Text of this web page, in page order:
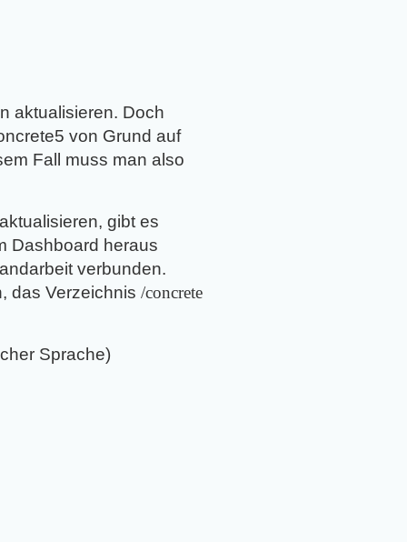
aktualisieren. Doch
von Grund auf
Fall muss man also
gibt es
Dashboard heraus
verbunden.
das Verzeichnis /concrete
Sprache)